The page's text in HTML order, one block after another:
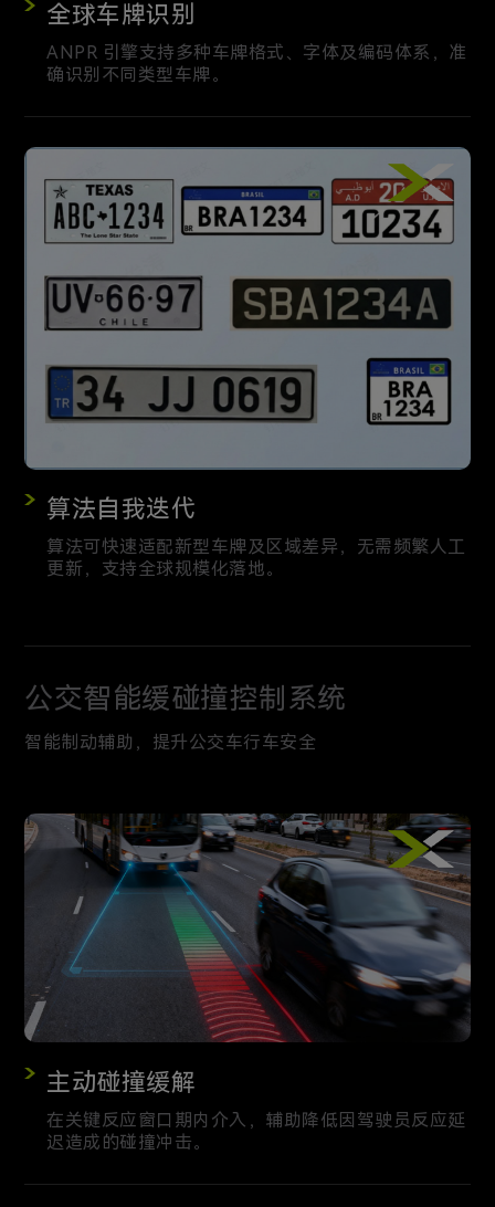
全球车牌识别
ANPR 引擎支持多种车牌格式、字体及编码体系，准
确识别不同类型车牌。
算法自我迭代
算法可快速适配新型车牌及区域差异，无需频繁人工
更新，支持全球规模化落地。
公交智能缓碰撞控制系统
智能制动辅助，提升公交车行车安全
主动碰撞缓解
在关键反应窗口期内介入，辅助降低因驾驶员反应延
迟造成的碰撞冲击。